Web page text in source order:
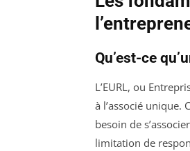
Qu’est-ce
L’EURL, ou
à l’associé
besoin de
limitation de